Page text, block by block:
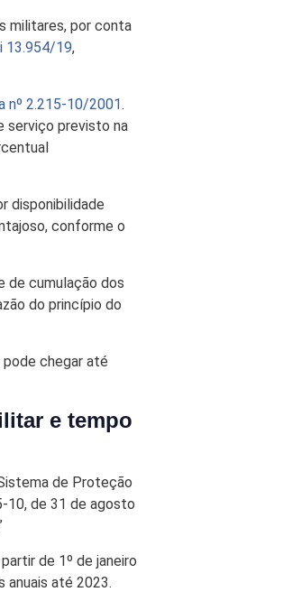
militares, por conta
13.954/19,
nº 2.215-10/2001.
serviço previsto na
disponibilidade
conforme o
de cumulação dos
do princípio do
pode chegar até
e tempo
de Proteção
10, de 31 de agosto
de 1º de janeiro
anuais até 2023.